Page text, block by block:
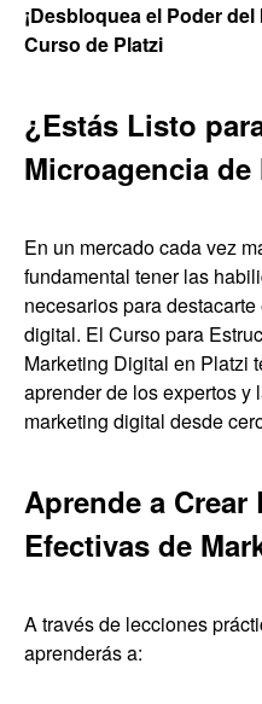
¡Desbloquea el Poder
Curso de Platzi
¿Estás Listo
Microagencia
En un mercado cada vez
fundamental tener las
necesarios para
digital. El Curso para
Marketing Digital en Platzi
aprender de los expertos y
marketing digital desde
Aprende a Crear
Efectivas de
A través de lecciones
aprenderás a: